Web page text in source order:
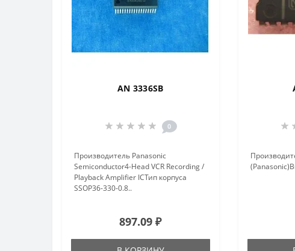
AN 3336SB
0
Производитель Panasonic
Semiconductor4-Head VCR Recording /
Playback Amplifier ICТип корпуса
SSOP36-330-0.8..
897.09 ₽